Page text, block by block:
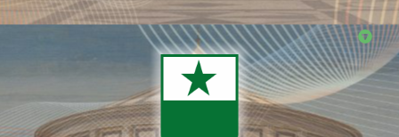
Skip